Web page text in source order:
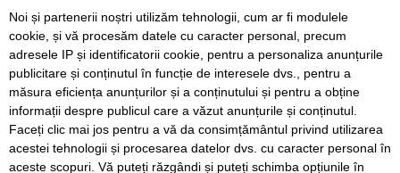
Avansează șantierul Pasajului Slavici–Polonă. Lațcău: „La
sfârșitul anului viitor vom circula pe podurile noi”
VIDEO. Din toamnă, încă 324 de locuri de cazare pentru
studenții UVT. Două cămine noi sunt aproape gata
Noi și partenerii noștri utilizăm tehnologii, cum ar fi modulele
cookie, și vă procesăm datele cu caracter personal, precum
adresele IP și identificatorii cookie, pentru a personaliza anunțurile
publicitare și conținutul în funcție de interesele dvs., pentru a
măsura eficiența anunțurilor și a conținutului și pentru a obține
informații despre publicul care a văzut anunțurile și conținutul.
Faceți clic mai jos pentru a vă da consimțământul privind utilizarea
acestei tehnologii și procesarea datelor dvs. cu caracter personal în
aceste scopuri. Vă puteți răzgândi și puteți schimba opțiunile în